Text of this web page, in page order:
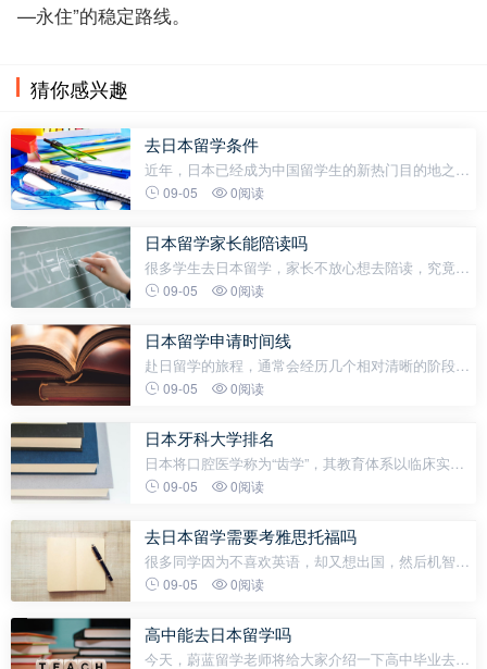
—永住”的稳定路线。
猜你感兴趣
去日本留学条件
近年，日本已经成为中国留学生的新热门目的地之
一。根据日本官方统计，2024年度在日中国留学生超
国学生已占留学生总数约六成。这
09-05 0阅读
日本留学家长能陪读吗
很多学生去日本留学，家长不放心想去陪读，究竟日
本能陪读吗？可以陪读，但是签证办理不了陪读签
证主要面向的人群是在日本工作的已
09-05 0阅读
日本留学申请时间线
赴日留学的旅程，通常会经历几个相对清晰的阶段。
了解这些阶段的特点和可能遇到的挑战，能帮助你
学经历更加顺利和充实。 第一阶段：梦想
09-05 0阅读
日本牙科大学排名
日本将口腔医学称为“齿学”，其教育体系以临床实践
与科研创新并重著称。本科6年制（4年理论学习+2年
験，取得执照后，在指定的医院或牙科
09-05 0阅读
去日本留学需要考雅思托福吗
很多同学因为不喜欢英语，却又想出国，然后机智的
选择了去日本读书。然鹅，令他们没有想到的是：去
到！这辈子都逃不开英语的魔咒！但事实真的
09-05 0阅读
高中能去日本留学吗
今天，蔚蓝留学老师将给大家介绍一下高中毕业去日